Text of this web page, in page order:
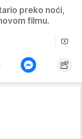
preko noći,
filmu.